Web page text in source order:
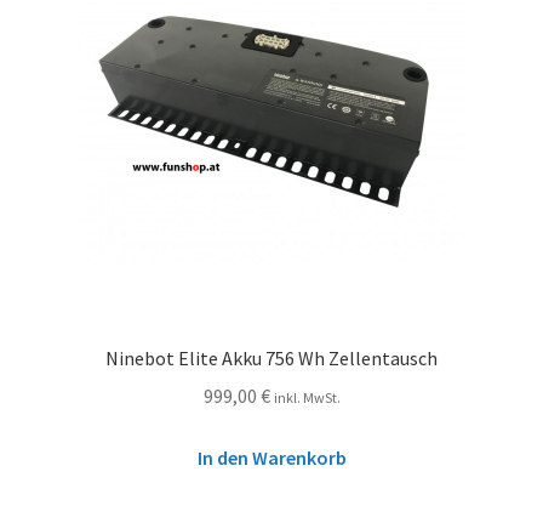
Ninebot Elite Akku 756 Wh Zellentausch
999,00 € inkl. MwSt.
In den Warenkorb